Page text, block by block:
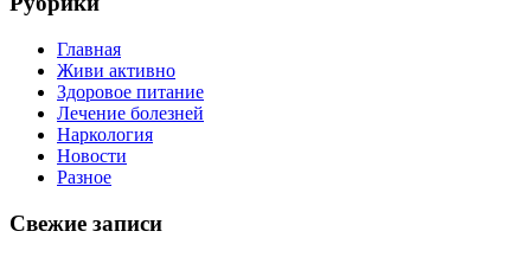
Главная
Живи активно
Здоровое питание
Лечение болезней
Наркология
Новости
Разное
Свежие записи